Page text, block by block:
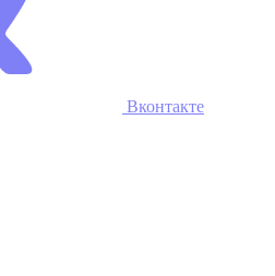
Вконтакте